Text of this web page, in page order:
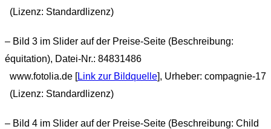
(Lizenz: Standardlizenz)
– Bild 3 im Slider auf der Preise-Seite (Beschreibung:
équitation), Datei-Nr.: 84831486
www.fotolia.de [Link zur Bildquelle], Urheber: compagnie-17
(Lizenz: Standardlizenz)
– Bild 4 im Slider auf der Preise-Seite (Beschreibung: Child